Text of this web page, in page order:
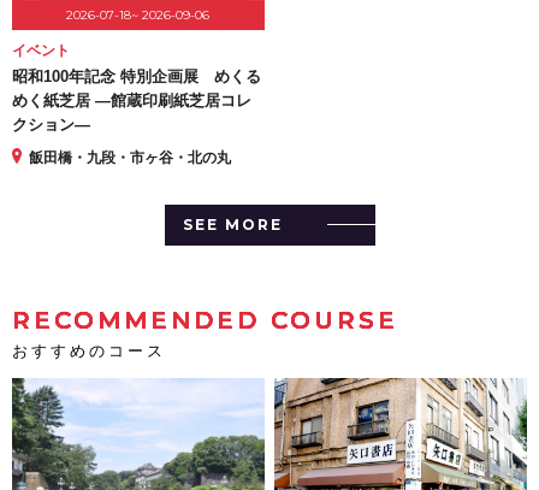
2026-07-18~ 2026-09-06
イベント
昭和100年記念 特別企画展 めくる
めく紙芝居 ―館蔵印刷紙芝居コレ
クション―
飯田橋・九段・市ヶ谷・北の丸
SEE MORE
RECOMMENDED COURSE
おすすめのコース